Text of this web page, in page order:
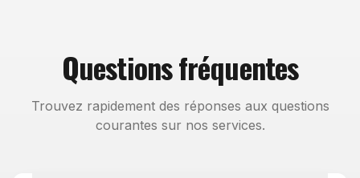
Questions fréquentes
Trouvez rapidement des réponses aux questions
courantes sur nos services.